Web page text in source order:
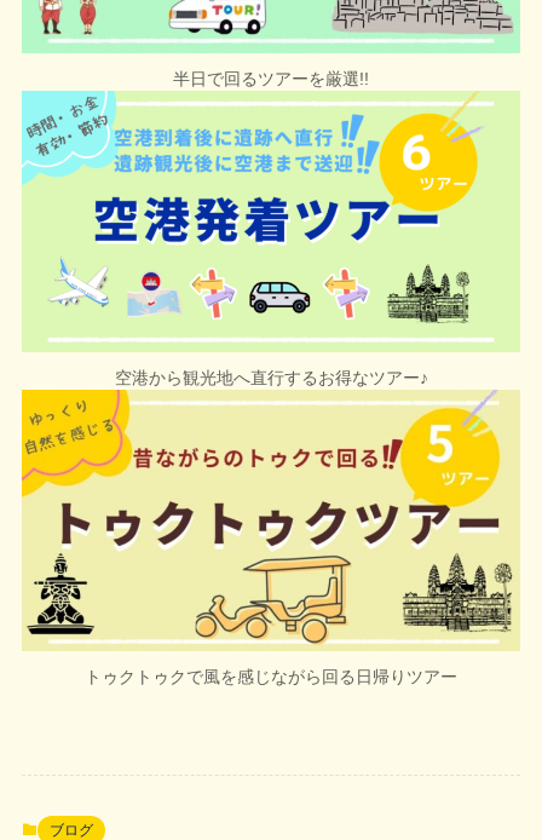
半日で回るツアーを厳選!!
空港から観光地へ直行するお得なツアー♪
トゥクトゥクで風を感じながら回る 日帰り ツアー
ブログ